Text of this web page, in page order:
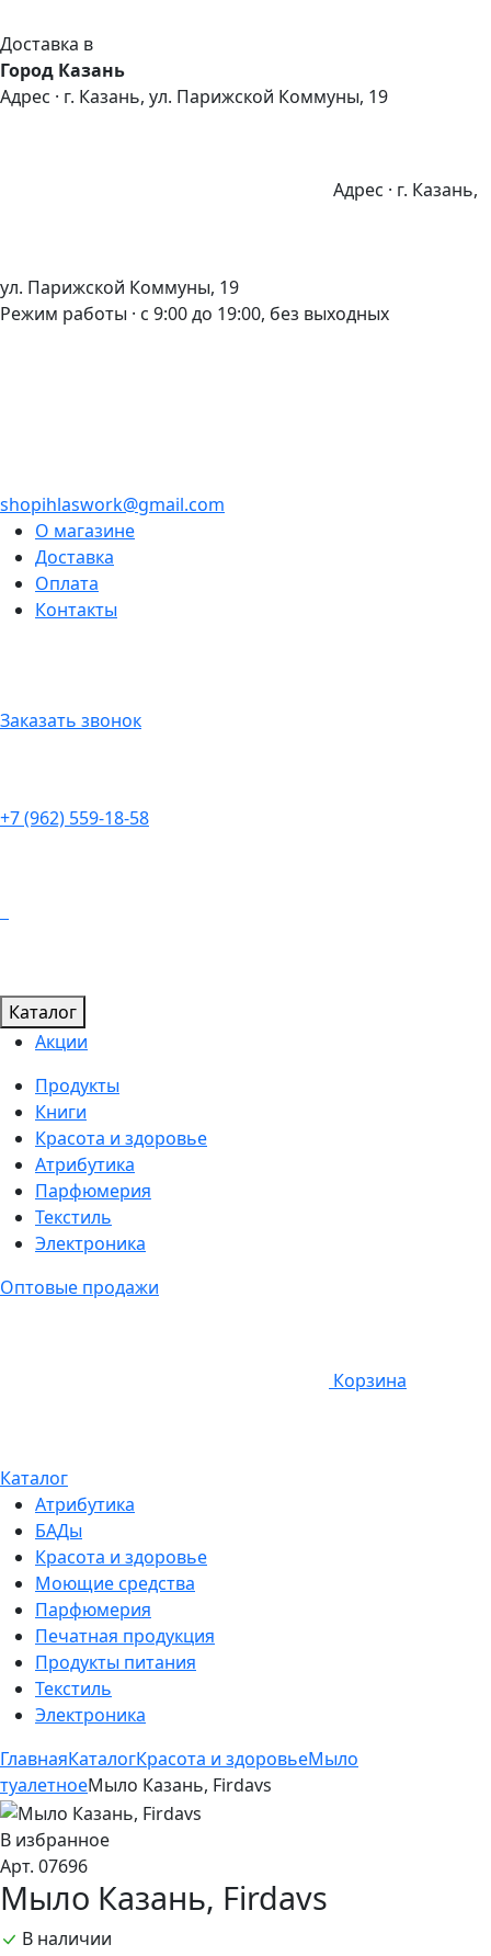
Доставка в
Город Казань
Адрес · г. Казань, ул. Парижской Коммуны, 19
Адрес · г. Казань,
ул. Парижской Коммуны, 19
Режим работы · с 9:00 до 19:00, без выходных
shopihlaswork@gmail.com
О магазине
Доставка
Оплата
Контакты
Заказать звонок
+7 (962) 559-18-58
Каталог
Акции
Продукты
Книги
Красота и здоровье
Атрибутика
Парфюмерия
Текстиль
Электроника
Оптовые продажи
Корзина
Каталог
Атрибутика
БАДы
Красота и здоровье
Моющие средства
Парфюмерия
Печатная продукция
Продукты питания
Текстиль
Электроника
ГлавнаяКаталогКрасота и здоровьеМыло
туалетноеМыло Казань, Firdavs
В избранное
Арт. 07696
Мыло Казань, Firdavs
В наличии